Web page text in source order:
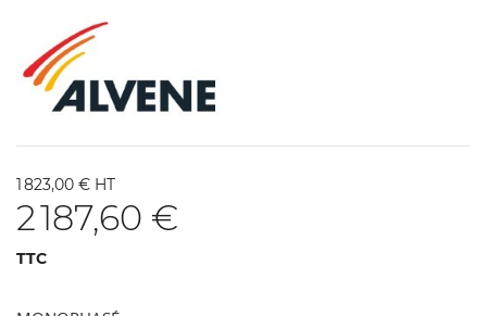
1 823,00 € HT
2 187,60 €
TTC